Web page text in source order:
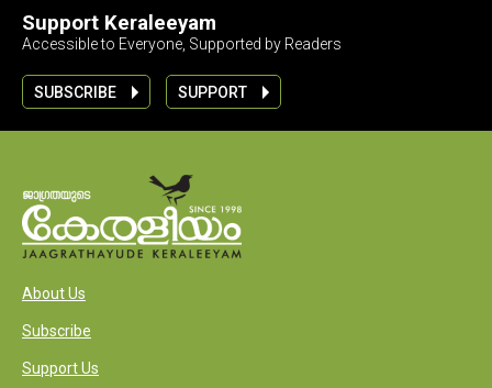
Support Keraleeyam
Accessible to Everyone, Supported by Readers
SUBSCRIBE SUPPORT
About Us
Subscribe
Support Us